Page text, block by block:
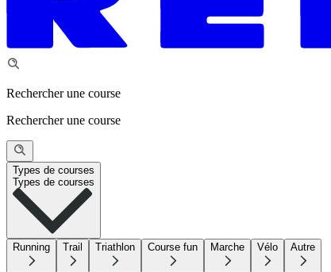
Rechercher une course
Rechercher une course
Types de courses
Types de courses
Running Trail Triathlon Course fun Marche Vélo Autre